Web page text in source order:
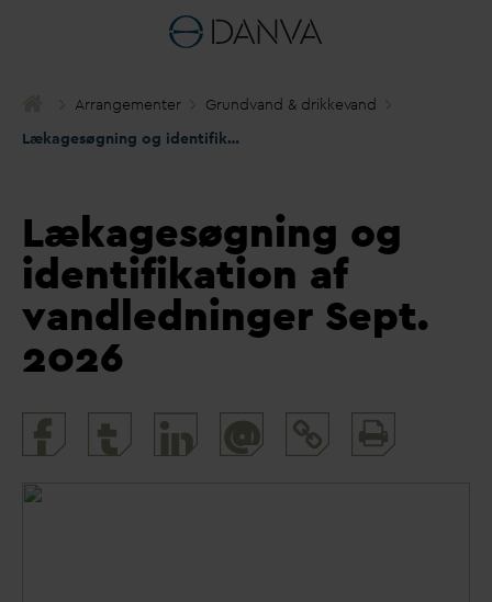
Arrangementer Grundvand & drikkevand
Lækagesøgning og identifikation af
Lækagesøgning og
identifikation af
vandledninger Sept.
2026
@
and